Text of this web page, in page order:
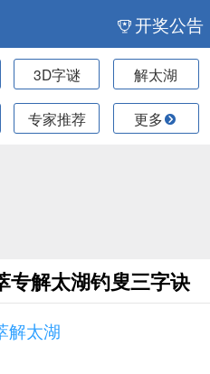
开奖公告
3D字谜 解太湖
专家推荐 更多
专解太湖钓叟三字诀
解太湖